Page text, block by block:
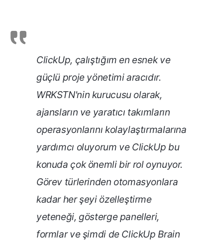
ClickUp, çalıştığım en esnek ve
güçlü proje yönetimi aracıdır.
WRKSTN'nin kurucusu olarak,
ajansların ve yaratıcı takımların
operasyonlarını kolaylaştırmalarına
yardımcı oluyorum ve ClickUp bu
konuda çok önemli bir rol oynuyor.
Görev türlerinden otomasyonlara
kadar her şeyi özelleştirme
yeteneği, gösterge panelleri,
formlar ve şimdi de ClickUp Brain